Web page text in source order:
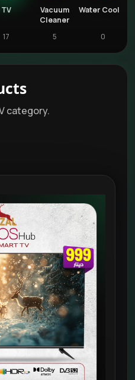
TV
17
Vacuum
Cleaner
5
Water Cooler
0
category.